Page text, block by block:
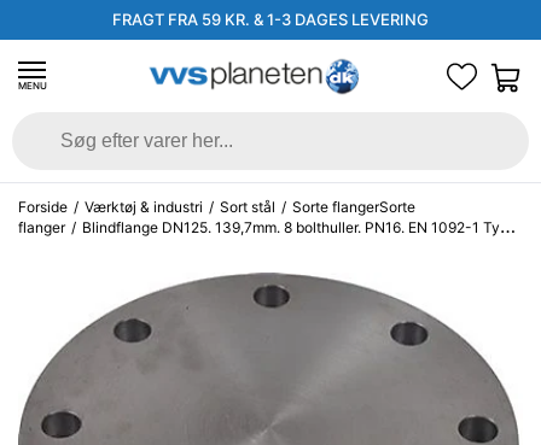
FRAGT FRA 59 KR. & 1-3 DAGES LEVERING
MENU
Forside / Værktøj & industri / Sort stål / Sorte flangerSorte
flanger / Blindflange DN125. 139,7mm. 8 bolthuller. PN16. EN 1092-1 Type